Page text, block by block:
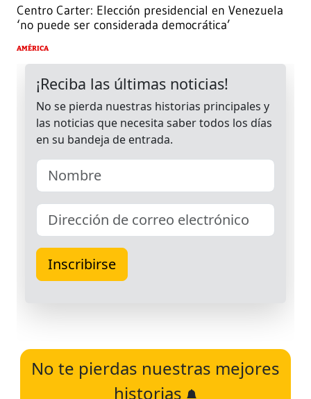
Centro Carter: Elección presidencial en Venezuela
‘no puede ser considerada democrática’
AMÉRICA
No te pierdas nuestras mejores
historias